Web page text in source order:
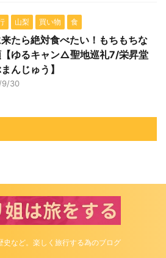
山梨 買い物 食
たら絶対食べたい！もちもちな
【ゆるキャン△聖地巡礼7/栄昇堂
んじゅう】
9/30
史など。楽しく旅行する為のブログ